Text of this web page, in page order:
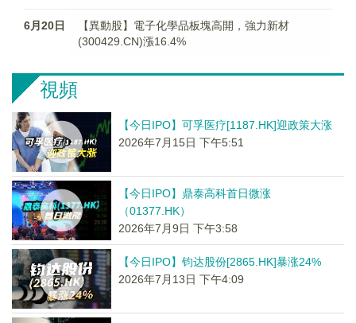
6月20日
【異動股】電子化學品板塊高開，強力新材
(300429.CN)漲16.4%
視頻
【今日IPO】可孚医疗[1187.HK]迎政策大涨
2026年7月15日 下午5:51
【今日IPO】鼎泰高科首日微涨
（01377.HK）
2026年7月9日 下午3:58
【今日IPO】钧达股份[2865.HK]暴涨24%
2026年7月13日 下午4:09